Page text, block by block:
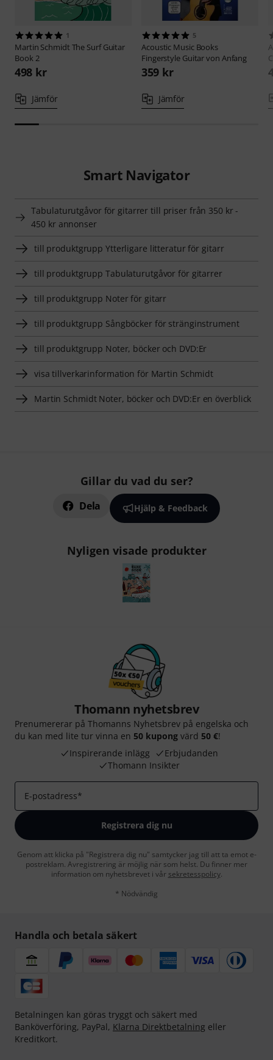
1
Martin Schmidt The Surf Guitar
Book 2
498 kr
Jämför
5
Acoustic Music Books
Fingerstyle Guitar von Anfang
359 kr
Jämför
Smart Navigator
Tabulaturutgåvor för gitarrer till priser från 350 kr -
450 kr annonser
till produktgrupp Ytterligare litteratur för gitarr
till produktgrupp Tabulaturutgåvor för gitarrer
till produktgrupp Noter för gitarr
till produktgrupp Sångböcker för stränginstrument
till produktgrupp Noter, böcker och DVD:Er
visa tillverkarinformation för Martin Schmidt
Martin Schmidt Noter, böcker och DVD:Er en överblick
Gillar du vad du ser?
Dela Hjälp & Feedback
Nyligen visade produkter
Thomann nyhetsbrev
Prenumererar på Thomanns Nyhetsbrev på engelska och
du kan med lite tur vinna en 50 kupong värd 50 €!
Inspirerande inlägg
Erbjudanden
Thomann Insikter
E-postadress*
Registrera dig nu
Genom att klicka på "Registrera dig nu" samtycker jag till att ta emot e-
postreklam. Avregistrering är möjlig när som helst. Du finner mer
information om nyhetsbrevet i vår sekretesspolicy.
* Nödvändig
Handla och betala säkert
Betalningen kan göras tryggt och säkert med
Banköverföring, PayPal, Klarna Direktbetalning eller
Kreditkort.